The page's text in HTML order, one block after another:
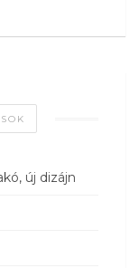
új dizájn